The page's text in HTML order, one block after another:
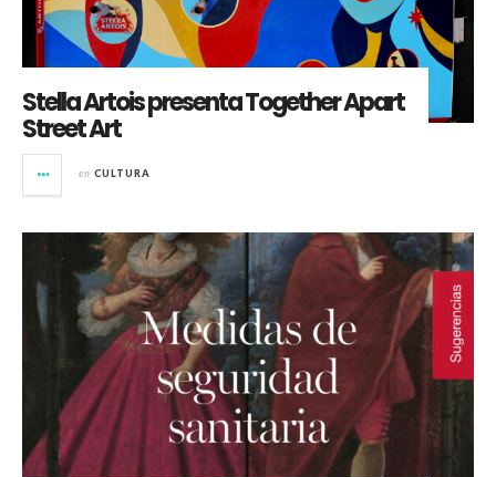
Stella Artois presenta Together Apart
Street Art
en CULTURA